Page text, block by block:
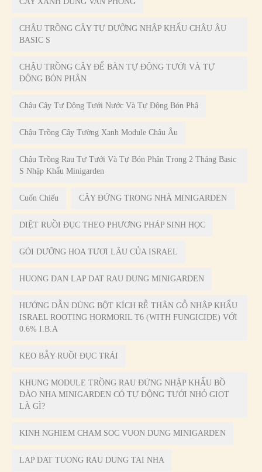
CHẬU TRỒNG CÂY TỰ DƯỠNG NHẬP KHẨU CHÂU ÂU
BASIC S
CHẬU TRỒNG CÂY ĐỂ BÀN TỰ ĐỘNG TƯỚI VÀ TỰ
ĐỘNG BÓN PHÂN
Chậu Cây Tự Động Tưới Nước Và Tự Động Bón Phâ
Chậu Trồng Cây Tường Xanh Module Châu Âu
Chậu Trồng Rau Tự Tưới Và Tự Bón Phân Trong 2 Tháng Basic
S Nhập Khẩu Minigarden
Cuốn Chiếu CÂY ĐỨNG TRONG NHÀ MINIGARDEN
DIỆT RUỒI ĐỤC THEO PHƯƠNG PHÁP SINH HỌC
GÓI DƯỠNG HOA TƯƠI LÂU CỦA ISRAEL
HUONG DAN LAP DAT RAU DUNG MINIGARDEN
HƯỚNG DẪN DÙNG BỘT KÍCH RỄ THÂN GỖ NHẬP KHẨU
ISRAEL ROOTING HORMORIL T6 (WITH FUNGICIDE) VỚI
0.6% I.B.A
KEO BẪY RUỒI ĐỤC TRÁI
KHUNG MODULE TRỒNG RAU ĐỨNG NHẬP KHẨU BỒ
ĐÀO NHA MINIGARDEN CÓ TỰ ĐỘNG TƯỚI NHỎ GIỌT
LÀ GÌ?
KINH NGHIEM CHAM SOC VUON DUNG MINIGARDEN
LAP DAT TUONG RAU DUNG TAI NHA